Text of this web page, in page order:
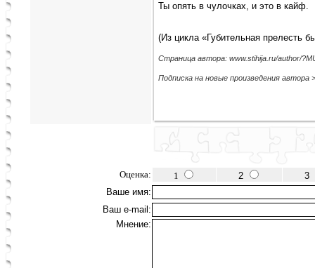
Ты опять в чулочках, и это в кайф.
(Из цикла «Губительная прелесть
Страница автора: www.stihija.ru/author/
Подписка на новые произведения автора
Оценка: 1 2
3
Ваше имя:
Ваш e-mail:
Мнение: